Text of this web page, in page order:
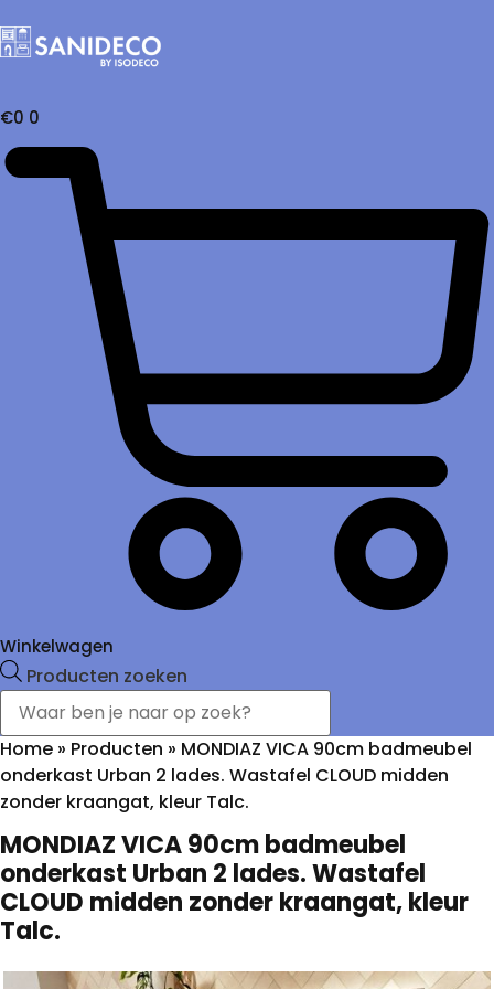
€0 0
Winkelwagen
Producten zoeken
Home » Producten » MONDIAZ VICA 90cm badmeubel
onderkast Urban 2 lades. Wastafel CLOUD midden
zonder kraangat, kleur Talc.
MONDIAZ VICA 90cm badmeubel
onderkast Urban 2 lades. Wastafel
CLOUD midden zonder kraangat, kleur
Talc.